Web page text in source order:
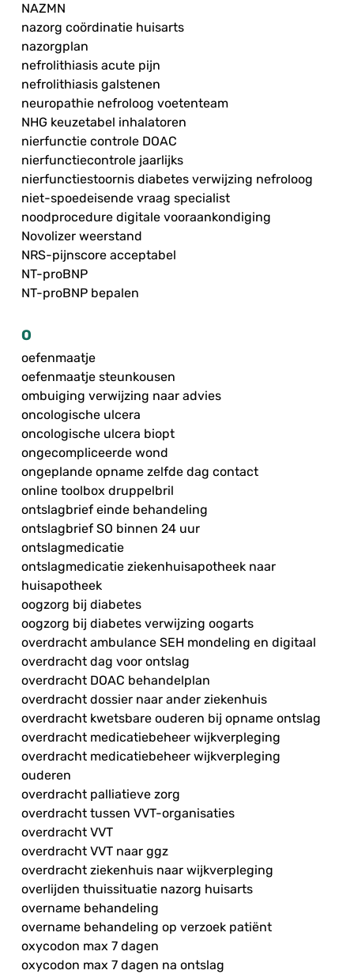
NAZMN
nazorg coördinatie huisarts
nazorgplan
nefrolithiasis acute pijn
nefrolithiasis galstenen
neuropathie nefroloog voetenteam
NHG keuzetabel inhalatoren
nierfunctie controle DOAC
nierfunctiecontrole jaarlijks
nierfunctiestoornis diabetes verwijzing nefroloog
niet-spoedeisende vraag specialist
noodprocedure digitale vooraankondiging
Novolizer weerstand
NRS-pijnscore acceptabel
NT-proBNP
NT-proBNP bepalen
O
oefenmaatje
oefenmaatje steunkousen
ombuiging verwijzing naar advies
oncologische ulcera
oncologische ulcera biopt
ongecompliceerde wond
ongeplande opname zelfde dag contact
online toolbox druppelbril
ontslagbrief einde behandeling
ontslagbrief SO binnen 24 uur
ontslagmedicatie
ontslagmedicatie ziekenhuisapotheek naar
huisapotheek
oogzorg bij diabetes
oogzorg bij diabetes verwijzing oogarts
overdracht ambulance SEH mondeling en digitaal
overdracht dag voor ontslag
overdracht DOAC behandelplan
overdracht dossier naar ander ziekenhuis
overdracht kwetsbare ouderen bij opname ontslag
overdracht medicatiebeheer wijkverpleging
overdracht medicatiebeheer wijkverpleging
ouderen
overdracht palliatieve zorg
overdracht tussen VVT-organisaties
overdracht VVT
overdracht VVT naar ggz
overdracht ziekenhuis naar wijkverpleging
overlijden thuissituatie nazorg huisarts
overname behandeling
overname behandeling op verzoek patiënt
oxycodon max 7 dagen
oxycodon max 7 dagen na ontslag